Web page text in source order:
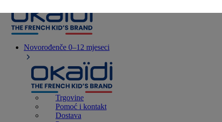
Novorođenče 0–12 mjeseci
Trgovine
Pomoć i kontakt
Dostava